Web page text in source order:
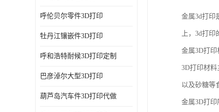
呼伦贝尔零件3D打印
牡丹江镶嵌件3D打印
呼和浩特耐候3D打印定制
巴彦淖尔大型3D打印
葫芦岛汽车件3D打印代做
金属3d打印
上，3d打
金属3D打
3D打印材
以及砂糖等
金属3D打